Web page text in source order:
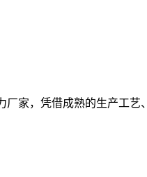
家，凭借成熟的生产工